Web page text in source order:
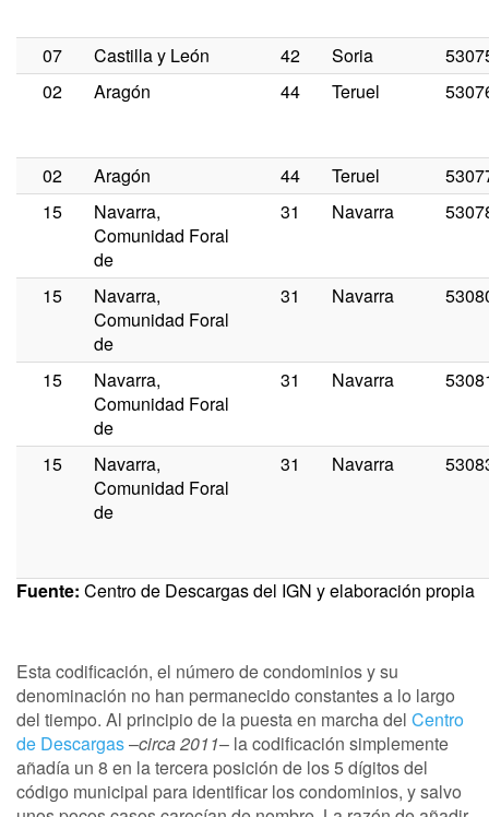
07 Castilla y León 42 Soria
02
Aragón 44 Teruel
02 Aragón 44 Teruel
15
Navarra,
Comunidad Foral
de
31 Navarra
15
Navarra,
Comunidad Foral
de
31 Navarra
15
Navarra,
Comunidad Foral
de
31 Navarra
15
Navarra,
Comunidad Foral
de
31 Navarra
Fuente: Centro de Descargas del IGN y elaboración propia
Esta codificación, el número de condominios y su
denominación no han permanecido constantes a lo largo
del tiempo. Al principio de la puesta en marcha del Centro
de Descargas–circa 2011– la codificación simplemente
añadía un 8 en la tercera posición de los 5 dígitos del
código municipal para identificar los condominios, y salvo